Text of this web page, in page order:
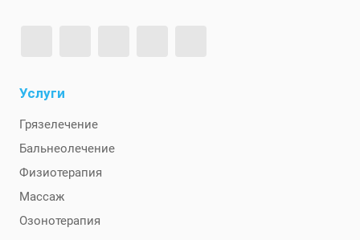
Услуги
Грязелечение
Бальнеолечение
Физиотерапия
Массаж
Озонотерапия